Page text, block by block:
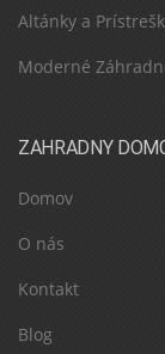
Altánky a
Moderné
ZAHRADNY
Domov
O nás
Kontakt
Blog